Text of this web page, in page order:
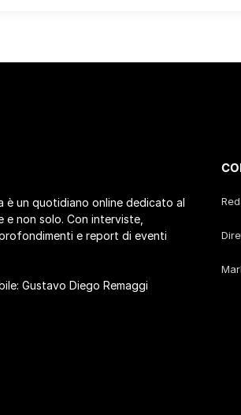
è un quotidiano online dedicato al
e non solo. Con interviste,
e report di eventi
Gustavo Diego Remaggi